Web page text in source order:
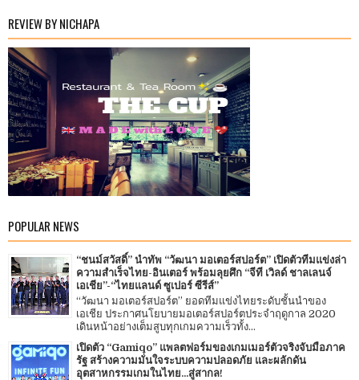
REVIEW BY NICHAPA
POPULAR NEWS
“ชนม์สวัสดิ์” นำทัพ “วัฒนา มอเตอร์สปอร์ต” เปิดตัวทีมแข่งล่า
ความสำเร็จไทย-อินเตอร์ พร้อมลุยศึก “จีที เวิลด์ ชาลเลนจ์
เอเชีย”-“ไทยแลนด์ ซูเปอร์ ซีรีส์”
“วัฒนา มอเตอร์สปอร์ต” ยอดทีมแข่งไทยระดับชั้นนำของ
เอเชีย ประกาศนโยบายมอเตอร์สปอร์ตประจำฤดูกาล 2020
เดินหน้าอย่างเต็มสูบทุกเกมความเร็วทั้ง...
เปิดตัว “Gamiqo” แพลตฟอร์มของเกมเมอร์ตัวจริงจับมือภาค
รัฐ สร้างความมั่นใจระบบความปลอดภัย และผลักดัน
อุตสาหกรรมเกมในไทย...สู่สากล!